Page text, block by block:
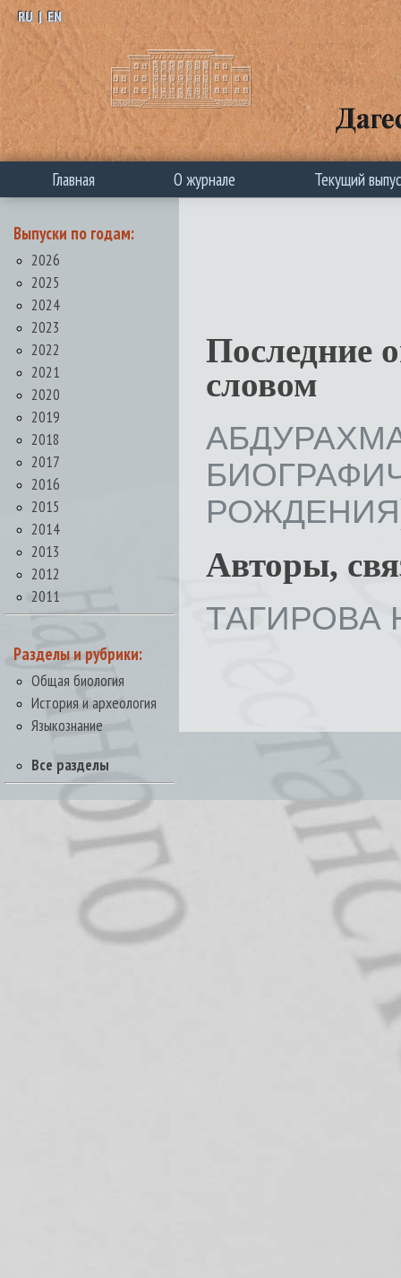
RU | EN
Главная О журнале Текущий
Выпуски по годам:
2026
2025
2024
2023
2022
2021
2020
2019
2018
2017
2016
2015
2014
2013
2012
2011
Разделы и рубрики:
Общая биология
История и археология
Языкознание
Все разделы
Последние
словом
РОЖДЕНИЯ)
Авторы,
ТАГИРОВА